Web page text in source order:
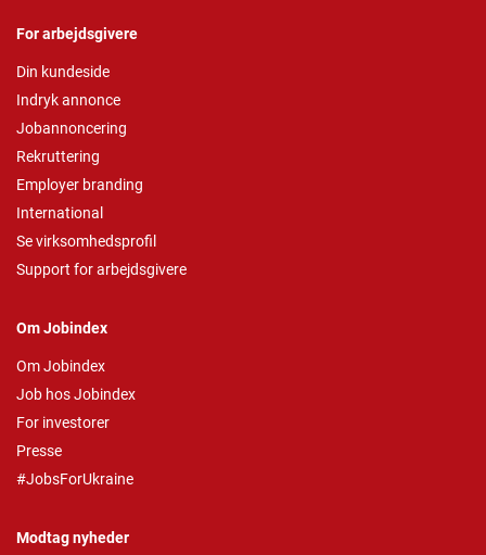
For arbejdsgivere
Din kundeside
Indryk annonce
Jobannoncering
Rekruttering
Employer branding
International
Se virksomhedsprofil
Support for arbejdsgivere
Om Jobindex
Om Jobindex
Job hos Jobindex
For investorer
Presse
#JobsForUkraine
Modtag nyheder